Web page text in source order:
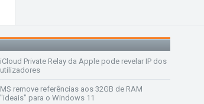
iCloud Private Relay da Apple pode revelar IP dos
utilizadores
MS remove referências aos 32GB de RAM
"ideais" para o Windows 11